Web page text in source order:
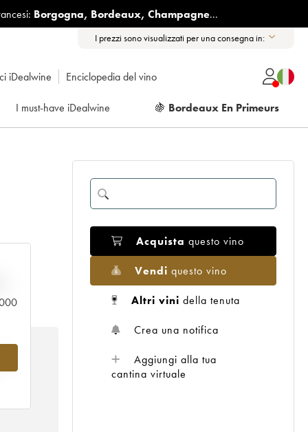
Borgogna, Bordeaux, Champagne...
I prezzi sono visualizzati per una consegna in:
iDealwine Enciclopedia del vino
I must-have iDealwine 🍇 Bordeaux En Primeurs
Acquista questo vino
Vendi questo vino
Altri vini della tenuta
Crea una notifica
Aggiungi alla tua
cantina virtuale